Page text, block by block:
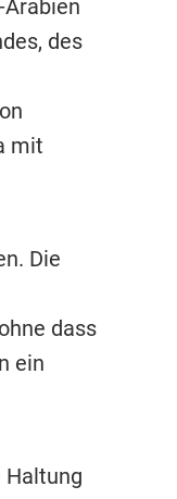
des
mit
Die
dass
ein
Haltung